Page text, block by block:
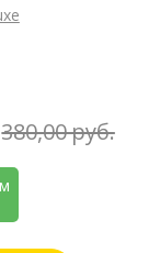
380,00 руб.